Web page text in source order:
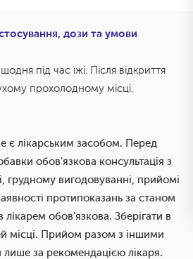
дози та умови
під час їжі. Після відкриття
прохолодному місці.
є лікарським засобом. Перед
обов'язкова консультація з
грудному вигодовуванні, прийомі
протипоказань за станом
лікарем обов'язкова. Зберігати в
місці. Прийом разом з іншими
за рекомендацією лікаря.